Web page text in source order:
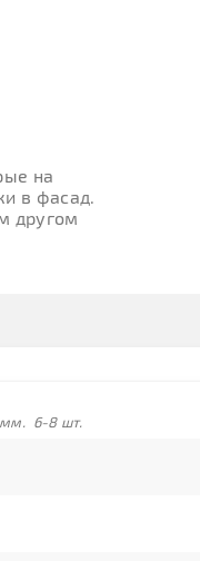
на
в фасад.
другом
мм. 6-8 шт.